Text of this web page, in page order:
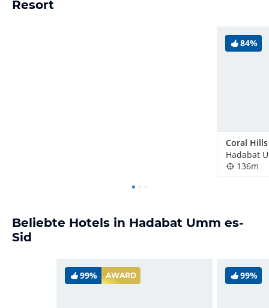
Resort
84%
Hadabat
136m
Beliebte Hotels in Hadabat Umm es-
Sid
99% AWARD 99%